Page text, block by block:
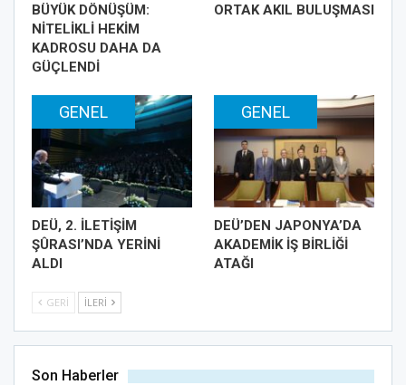
BÜYÜK DÖNÜŞÜM:
NİTELİKLİ HEKİM
KADROSU DAHA DA
GÜÇLENDİ
ORTAK AKIL BULUŞMASI
GENEL
DEÜ, 2. İLETİŞİM
ŞÛRASI’NDA YERİNİ
ALDI
GENEL
DEÜ’DEN JAPONYA’DA
AKADEMİK İŞ BİRLİĞİ
ATAĞI
GERI İLERI
Son Haberler